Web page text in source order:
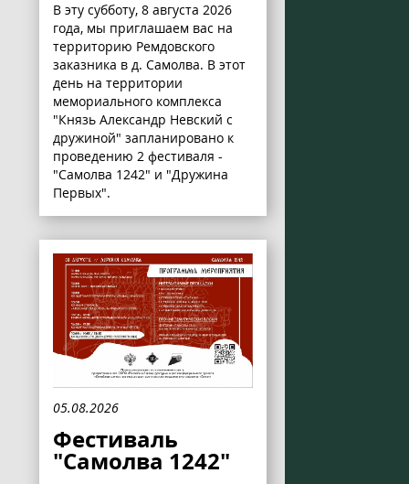
В эту субботу, 8 августа 2026
года, мы приглашаем вас на
территорию Ремдовского
заказника в д. Самолва. В этот
день на территории
мемориального комплекса
"Князь Александр Невский с
дружиной" запланировано к
проведению 2 фестиваля -
"Самолва 1242" и "Дружина
Первых".
05.08.2026
Фестиваль
"Самолва 1242"